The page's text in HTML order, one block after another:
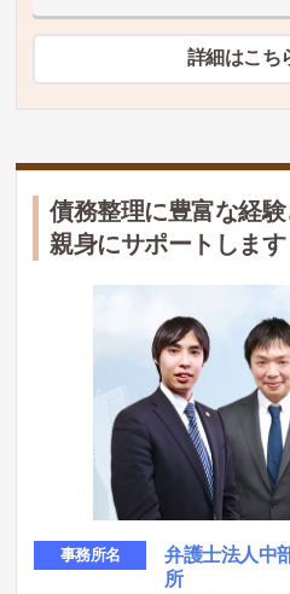
詳細はこち
債務整理に豊富な経
親身にサポートします
事務所名
弁護士法人中
所